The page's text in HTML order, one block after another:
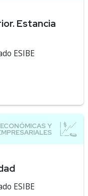
Estancia
ESIBE
ESIBE